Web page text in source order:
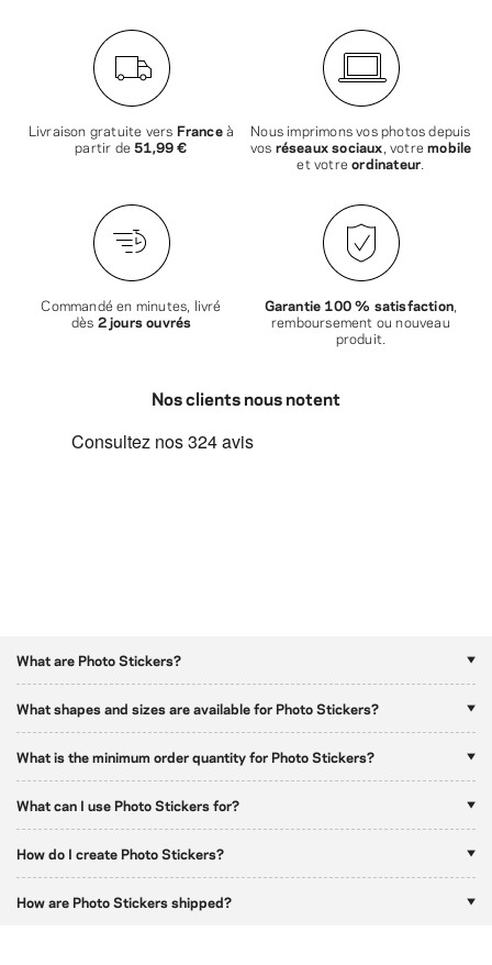
Livraison gratuite vers Franceà
partir de51,99 €
Nous imprimons vos photos depuis
vos réseaux sociaux, votremobile
et votreordinateur
Commandé en minutes, livré
dès 2 jours ouvrés
Garantie 100 % satisfaction
remboursement ou nouveau
produit.
Nos clients nous notent
What are Photo Stickers?
What shapes and sizes are available for Photo Stickers?
What is the minimum order quantity for Photo Stickers?
What can I use Photo Stickers for?
How do I create Photo Stickers?
How are Photo Stickers shipped?